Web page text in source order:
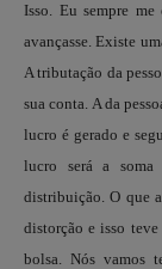
Isso. Eu sempre
avançasse. Existe
A tributação da
sua conta. A da
lucro é gerado e
lucro será a
distribuição. O que
distorção e isso
bolsa. Nós vamos